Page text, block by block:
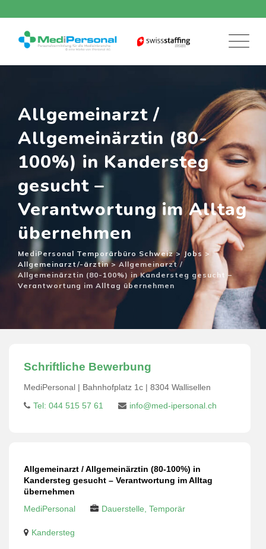
content
Allgemeinarzt /
Allgemeinärztin (80-
100%) in Kandersteg
gesucht –
Verantwortung im Alltag
übernehmen
MediPersonal Temporärbüro Schweiz> Jobs >
Allgemeinarzt/-ärztin>Allgemeinarzt /
Allgemeinärztin (80-100%) in Kandersteg gesucht –
Verantwortung im Alltag übernehmen
Schriftliche Bewerbung
MediPersonal | Bahnhofplatz 1c | 8304 Wallisellen
Tel: 044 515 57 61
info@med-ipersonal.ch
Allgemeinarzt / Allgemeinärztin (80-100%) in
Kandersteg gesucht – Verantwortung im Alltag
übernehmen
MediPersonal
Dauerstelle, Temporär
Kandersteg